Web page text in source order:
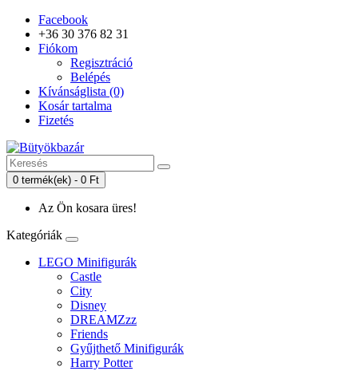
Facebook
+36 30 376 82 31
Fiókom
Regisztráció
Belépés
Kívánságlista (0)
Kosár tartalma
Fizetés
0 termék(ek) - 0 Ft
Az Ön kosara üres!
Kategóriák
LEGO Minifigurák
Castle
City
Disney
DREAMZzz
Friends
Gyűjthető Minifigurák
Harry Potter